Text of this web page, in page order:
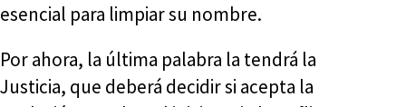
esencial para limpiar su nombre.
Por ahora, la última palabra la tendrá la
Justicia, que deberá decidir si acepta la